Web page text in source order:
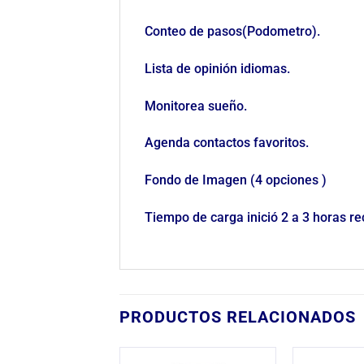
Conteo de pasos(Podometro).
Lista de opinión idiomas.
Monitorea sueño.
Agenda contactos favoritos.
Fondo de Imagen (4 opciones )
Tiempo de carga inició 2 a 3 horas
PRODUCTOS RELACIONADOS